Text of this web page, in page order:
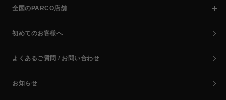
全国のPARCO店舗
初めてのお客様へ
よくあるご質問 / お問い合わせ
お知らせ